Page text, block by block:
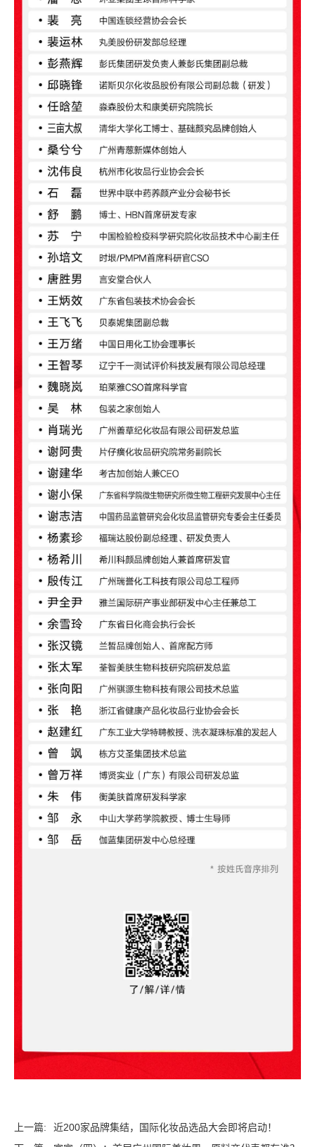
上一篇:
近200家品牌集结，国际化妆品选品大会即将启动！